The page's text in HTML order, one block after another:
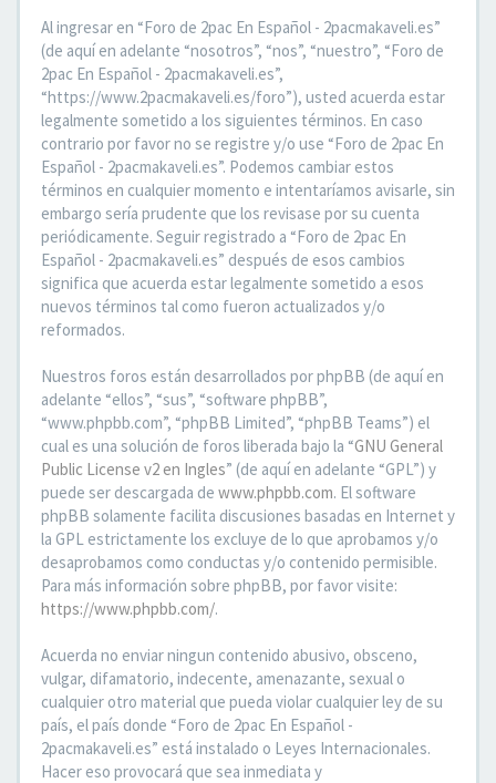
Al ingresar en “Foro de 2pac En Español - 2pacmakaveli.es”
(de aquí en adelante “nosotros”, “nos”, “nuestro”, “Foro de
2pac En Español - 2pacmakaveli.es”,
“https://www.2pacmakaveli.es/foro”), usted acuerda estar
legalmente sometido a los siguientes términos. En caso
contrario por favor no se registre y/o use “Foro de 2pac En
Español - 2pacmakaveli.es”. Podemos cambiar estos
términos en cualquier momento e intentaríamos avisarle, sin
embargo sería prudente que los revisase por su cuenta
periódicamente. Seguir registrado a “Foro de 2pac En
Español - 2pacmakaveli.es” después de esos cambios
significa que acuerda estar legalmente sometido a esos
nuevos términos tal como fueron actualizados y/o
reformados.
Nuestros foros están desarrollados por phpBB (de aquí en
adelante “ellos”, “sus”, “software phpBB”,
“www.phpbb.com”, “phpBB Limited”, “phpBB Teams”) el
cual es una solución de foros liberada bajo la “GNU General
Public License v2 en Ingles” (de aquí en adelante “GPL”) y
puede ser descargada de www.phpbb.com. El software
phpBB solamente facilita discusiones basadas en Internet y
la GPL estrictamente los excluye de lo que aprobamos y/o
desaprobamos como conductas y/o contenido permisible.
Para más información sobre phpBB, por favor visite:
https://www.phpbb.com/.
Acuerda no enviar ningun contenido abusivo, obsceno,
vulgar, difamatorio, indecente, amenazante, sexual o
cualquier otro material que pueda violar cualquier ley de su
país, el país donde “Foro de 2pac En Español -
2pacmakaveli.es” está instalado o Leyes Internacionales.
Hacer eso provocará que sea inmediata y